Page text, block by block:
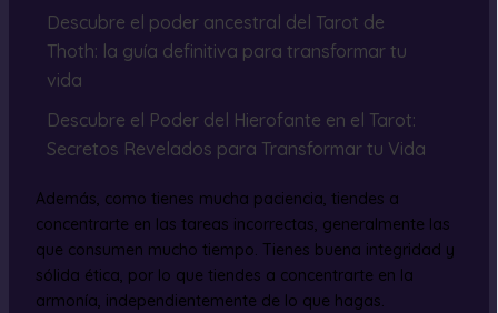
Descubre el poder ancestral del Tarot de
Thoth: la guía definitiva para transformar tu
vida
Descubre el Poder del Hierofante en el Tarot:
Secretos Revelados para Transformar tu Vida
Además, como tienes mucha paciencia, tiendes a
concentrarte en las tareas incorrectas, generalmente las
que consumen mucho tiempo. Tienes buena integridad y
sólida ética, por lo que tiendes a concentrarte en la
armonía, independientemente de lo que hagas.